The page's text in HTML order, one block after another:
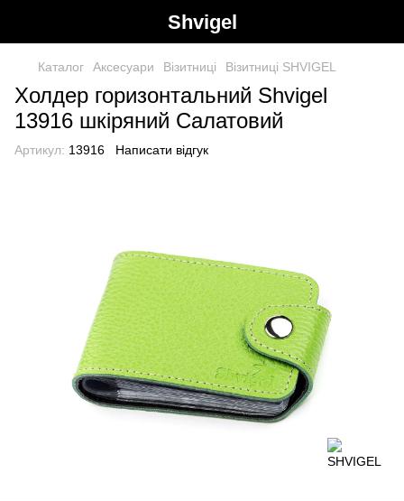
Shvigel
Каталог Аксесуари Візитниці Візитниці SHVIGEL
Холдер горизонтальний Shvigel
13916 шкіряний Салатовий
Артикул: 13916 Написати відгук